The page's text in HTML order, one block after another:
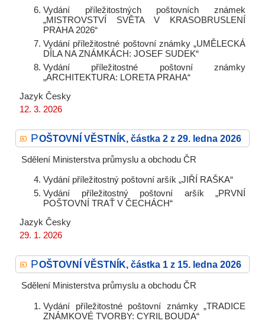
Vydání příležitostných poštovních známek
„MISTROVSTVÍ SVĚTA V KRASOBRUSLENÍ
PRAHA 2026“
Vydání příležitostné poštovní známky „UMĚLECKÁ
DÍLA NA ZNÁMKÁCH: JOSEF SUDEK“
Vydání příležitostné poštovní známky
„ARCHITEKTURA: LORETA PRAHA“
Jazyk Česky
12. 3. 2026
POŠTOVNÍ VĚSTNÍK, částka 2 z 29. ledna 2026
Sdělení Ministerstva průmyslu a obchodu ČR
Vydání příležitostný poštovní aršík „JIŘÍ RAŠKA“
Vydání příležitostný poštovní aršík „PRVNÍ
POŠTOVNÍ TRAŤ V ČECHÁCH“
Jazyk Česky
29. 1. 2026
POŠTOVNÍ VĚSTNÍK, částka 1 z 15. ledna 2026
Sdělení Ministerstva průmyslu a obchodu ČR
Vydání příležitostné poštovní známky „TRADICE
ZNÁMKOVÉ TVORBY: CYRIL BOUDA“